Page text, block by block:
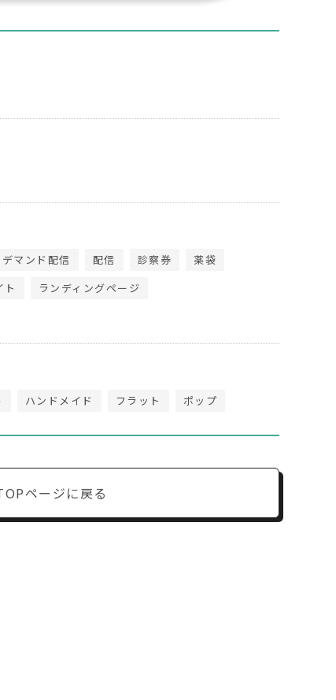
マンド配信 配信 診察券
薬袋
ト
ランディングページ
ハンドメイド フラット ポップ
ページに戻る